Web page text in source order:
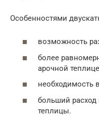
Особенностями
возможность
более
арочной
необходимость
больший расход
теплицы.